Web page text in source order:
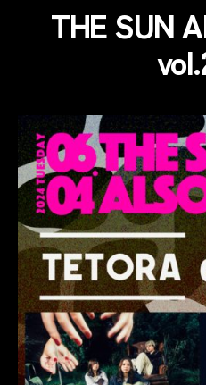
THE SUN